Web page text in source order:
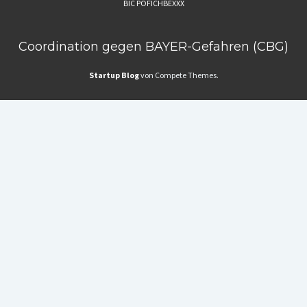
BIC POFICHBEXXX
Coordination gegen BAYER-Gefahren (CBG)
Startup Blogvon Compete Themes.